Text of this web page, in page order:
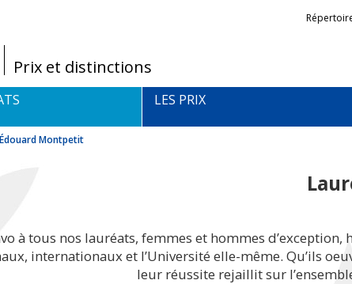
/Prix et distinctions
Liens
externes
LES PRIX
Édouard Montpetit
à tous nos lauréats, femmes et hommes
internationaux et l’Université elle-même. Qu’ils
leur réussite rejaillit sur